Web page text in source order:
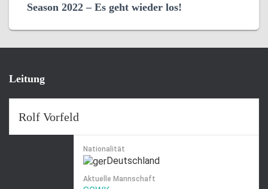
Season 2022 – Es geht wieder los!
Leitung
Rolf Vorfeld
Nationalität
Deutschland
Aktuelle Mannschaft